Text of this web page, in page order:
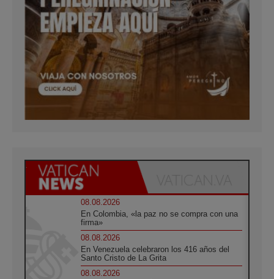
08.08.2026
En Colombia, «la paz no se compra con una
firma»
08.08.2026
En Venezuela celebraron los 416 años del
Santo Cristo de La Grita
08.08.2026